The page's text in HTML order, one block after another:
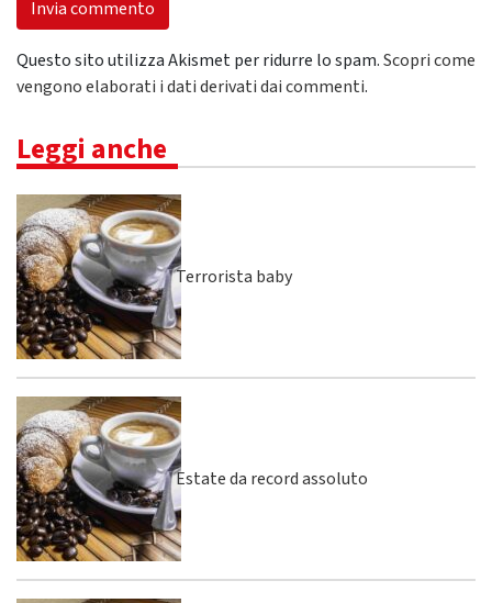
Questo sito utilizza Akismet per ridurre lo spam.Scopri come
vengono elaborati i dati derivati dai commenti.
Leggi anche
Terrorista baby
Estate da record assoluto